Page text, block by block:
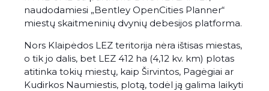
naudodamiesi „Bentley OpenCities Planner“
miestų skaitmeninių dvynių debesijos platforma.
Nors Klaipėdos LEZ teritorija nėra ištisas miestas,
o tik jo dalis, bet LEZ 412 ha (4,12 kv. km) plotas
atitinka tokių miestų, kaip Širvintos, Pagėgiai ar
Kudirkos Naumiestis, plotą, todėl ją galima laikyti